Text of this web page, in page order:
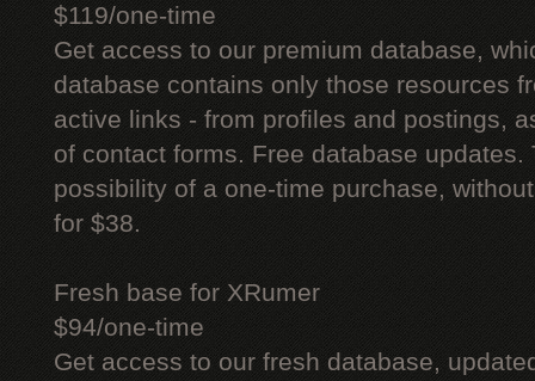
$119/one-time
Get access to our premium database,
database contains only those resources
active links - from profiles and postings,
of contact forms. Free database updates.
possibility of a one-time purchase,
for $38.
Fresh base for XRumer
$94/one-time
Get access to our fresh database,